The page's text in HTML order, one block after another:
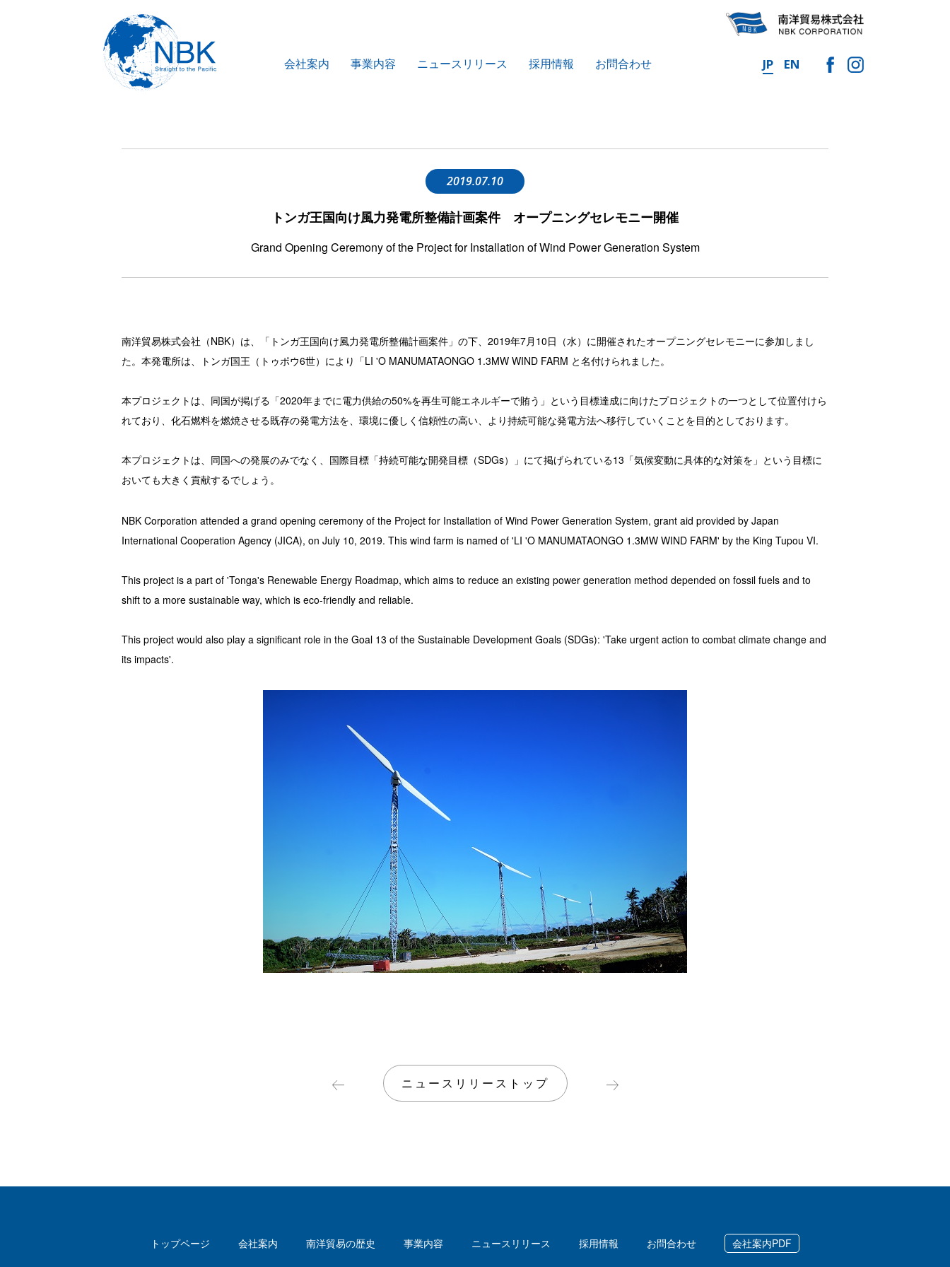
会社案内 事業内容 ニュースリリース 採用情報 お問合わせ JP EN
2019.07.10
トンガ王国向け風力発電所整備計画案件 オープニングセレモニー開催
Grand Opening Ceremony of the Project for Installation of Wind Power Generation System
南洋貿易株式会社（NBK）は、「トンガ王国向け風力発電所整備計画案件」の下、2019年7月10日（水）に開催されたオープニングセレモニーに参加しまし
た。本発電所は、トンガ国王（トゥポウ6世）により「LI 'O MANUMATAONGO 1.3MW WIND FARM と名付けられました。
本プロジェクトは、同国が掲げる「2020年までに電力供給の50%を再生可能エネルギーで賄う」という目標達成に向けたプロジェクトの一つとして位置付けら
れており、化石燃料を燃焼させる既存の発電方法を、環境に優しく信頼性の高い、より持続可能な発電方法へ移行していくことを目的としております。
本プロジェクトは、同国への発展のみでなく、国際目標「持続可能な開発目標（SDGs）」にて掲げられている13「気候変動に具体的な対策を」という目標に
おいても大きく貢献するでしょう。
NBK Corporation attended a grand opening ceremony of the Project for Installation of Wind Power Generation System, grant aid provided by Japan
International Cooperation Agency (JICA), on July 10, 2019. This wind farm is named of 'LI 'O MANUMATAONGO 1.3MW WIND FARM' by the King Tupou VI.
This project is a part of 'Tonga's Renewable Energy Roadmap, which aims to reduce an existing power generation method depended on fossil fuels and to
shift to a more sustainable way, which is eco-friendly and reliable.
This project would also play a significant role in the Goal 13 of the Sustainable Development Goals (SDGs): 'Take urgent action to combat climate change and
its impacts'.
ニュースリリーストップ
トップページ 会社案内 南洋貿易の歴史 事業内容 ニュースリリース 採用情報 お問合わせ 会社案内PDF